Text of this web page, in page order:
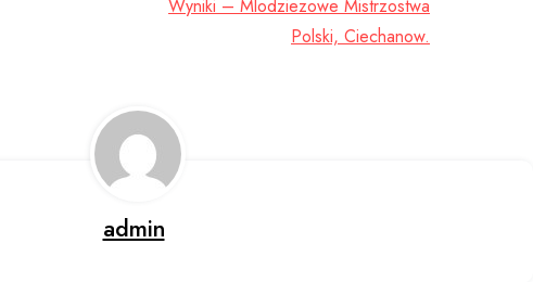
Wyniki – Mlodziezowe Mistrzostwa
Polski, Ciechanow.
admin